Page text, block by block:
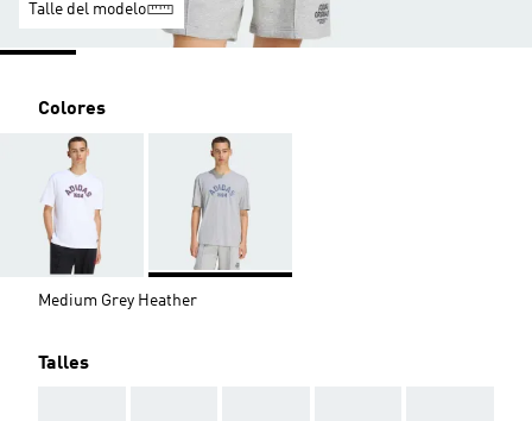
Talle del modelo
Colores
Medium Grey Heather
Talles